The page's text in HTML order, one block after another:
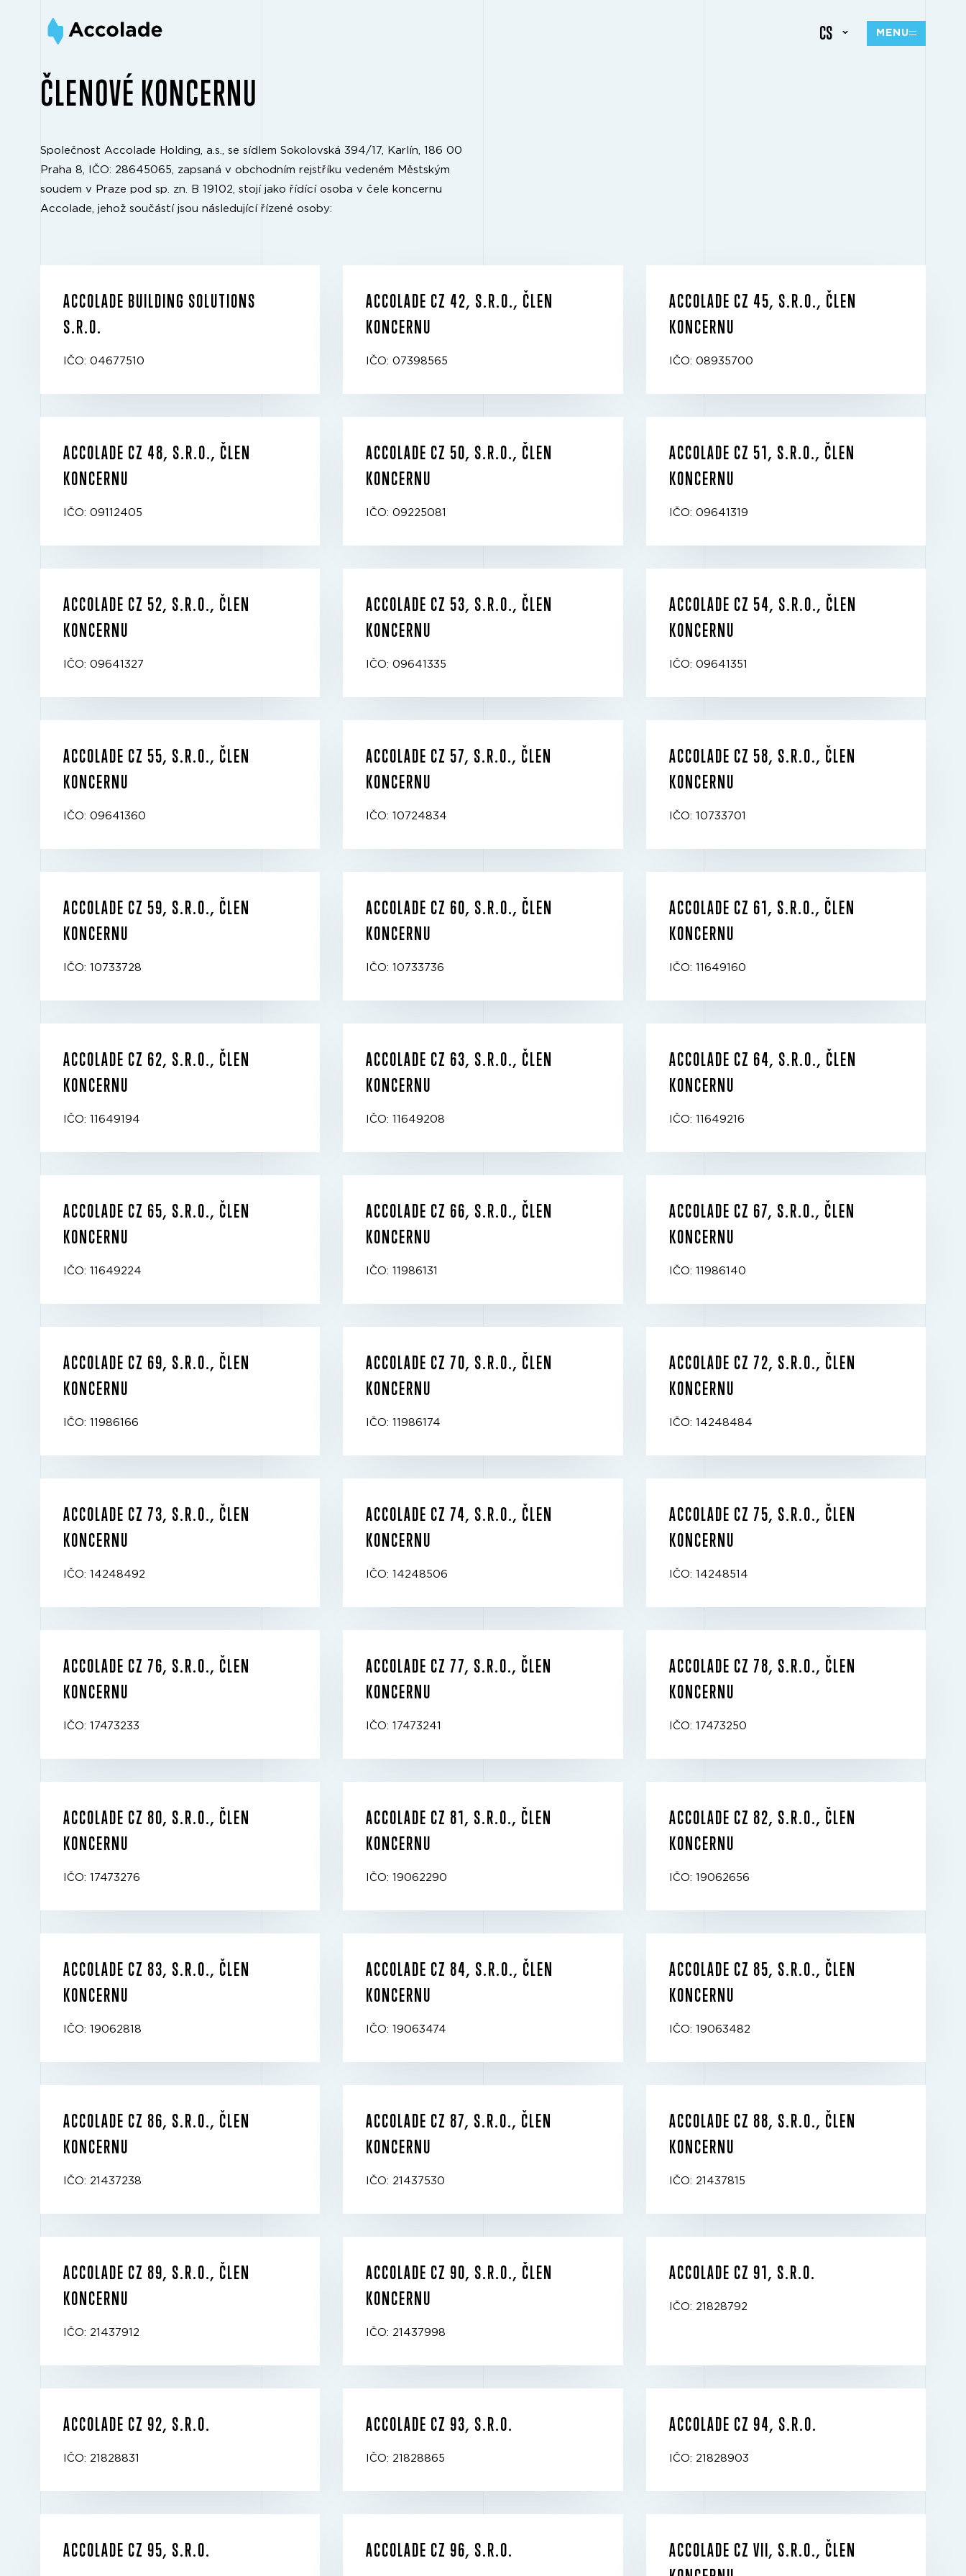
CS MENU
ČLENOVÉ KONCERNU
Společnost Accolade Holding, a.s., se sídlem Sokolovská 394/17, Karlín, 186 00
Praha 8, IČO: 28645065, zapsaná v obchodním rejstříku vedeném Městským
soudem v Praze pod sp. zn. B 19102, stojí jako řídící osoba v čele koncernu
Accolade, jehož součástí jsou následující řízené osoby:
ACCOLADE BUILDING SOLUTIONS
S.R.O.
IČO: 04677510
ACCOLADE CZ 42, S.R.O., ČLEN
KONCERNU
IČO: 07398565
ACCOLADE CZ 45, S.R.O., ČLEN
KONCERNU
IČO: 08935700
ACCOLADE CZ 48, S.R.O., ČLEN
KONCERNU
IČO: 09112405
ACCOLADE CZ 50, S.R.O., ČLEN
KONCERNU
IČO: 09225081
ACCOLADE CZ 51, S.R.O., ČLEN
KONCERNU
IČO: 09641319
ACCOLADE CZ 52, S.R.O., ČLEN
KONCERNU
IČO: 09641327
ACCOLADE CZ 53, S.R.O., ČLEN
KONCERNU
IČO: 09641335
ACCOLADE CZ 54, S.R.O., ČLEN
KONCERNU
IČO: 09641351
ACCOLADE CZ 55, S.R.O., ČLEN
KONCERNU
IČO: 09641360
ACCOLADE CZ 57, S.R.O., ČLEN
KONCERNU
IČO: 10724834
ACCOLADE CZ 58, S.R.O., ČLEN
KONCERNU
IČO: 10733701
ACCOLADE CZ 59, S.R.O., ČLEN
KONCERNU
IČO: 10733728
ACCOLADE CZ 60, S.R.O., ČLEN
KONCERNU
IČO: 10733736
ACCOLADE CZ 61, S.R.O., ČLEN
KONCERNU
IČO: 11649160
ACCOLADE CZ 62, S.R.O., ČLEN
KONCERNU
IČO: 11649194
ACCOLADE CZ 63, S.R.O., ČLEN
KONCERNU
IČO: 11649208
ACCOLADE CZ 64, S.R.O., ČLEN
KONCERNU
IČO: 11649216
ACCOLADE CZ 65, S.R.O., ČLEN
KONCERNU
IČO: 11649224
ACCOLADE CZ 66, S.R.O., ČLEN
KONCERNU
IČO: 11986131
ACCOLADE CZ 67, S.R.O., ČLEN
KONCERNU
IČO: 11986140
ACCOLADE CZ 69, S.R.O., ČLEN
KONCERNU
IČO: 11986166
ACCOLADE CZ 70, S.R.O., ČLEN
KONCERNU
IČO: 11986174
ACCOLADE CZ 72, S.R.O., ČLEN
KONCERNU
IČO: 14248484
ACCOLADE CZ 73, S.R.O., ČLEN
KONCERNU
IČO: 14248492
ACCOLADE CZ 74, S.R.O., ČLEN
KONCERNU
IČO: 14248506
ACCOLADE CZ 75, S.R.O., ČLEN
KONCERNU
IČO: 14248514
ACCOLADE CZ 76, S.R.O., ČLEN
KONCERNU
IČO: 17473233
ACCOLADE CZ 77, S.R.O., ČLEN
KONCERNU
IČO: 17473241
ACCOLADE CZ 78, S.R.O., ČLEN
KONCERNU
IČO: 17473250
ACCOLADE CZ 80, S.R.O., ČLEN
KONCERNU
IČO: 17473276
ACCOLADE CZ 81, S.R.O., ČLEN
KONCERNU
IČO: 19062290
ACCOLADE CZ 82, S.R.O., ČLEN
KONCERNU
IČO: 19062656
ACCOLADE CZ 83, S.R.O., ČLEN
KONCERNU
IČO: 19062818
ACCOLADE CZ 84, S.R.O., ČLEN
KONCERNU
IČO: 19063474
ACCOLADE CZ 85, S.R.O., ČLEN
KONCERNU
IČO: 19063482
ACCOLADE CZ 86, S.R.O., ČLEN
KONCERNU
IČO: 21437238
ACCOLADE CZ 87, S.R.O., ČLEN
KONCERNU
IČO: 21437530
ACCOLADE CZ 88, S.R.O., ČLEN
KONCERNU
IČO: 21437815
ACCOLADE CZ 89, S.R.O., ČLEN
KONCERNU
IČO: 21437912
ACCOLADE CZ 90, S.R.O., ČLEN
KONCERNU
IČO: 21437998
ACCOLADE CZ 91, S.R.O.
IČO: 21828792
ACCOLADE CZ 92, S.R.O.
IČO: 21828831
ACCOLADE CZ 93, S.R.O.
IČO: 21828865
ACCOLADE CZ 94, S.R.O.
IČO: 21828903
ACCOLADE CZ 95, S.R.O. ACCOLADE CZ 96, S.R.O.
ACCOLADE CZ VII, S.R.O., ČLEN